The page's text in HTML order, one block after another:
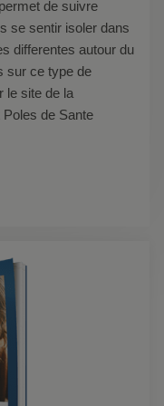
de suivre
se sentir isoler dans
differentes autour du
sur ce type de
le site de la
de Sante